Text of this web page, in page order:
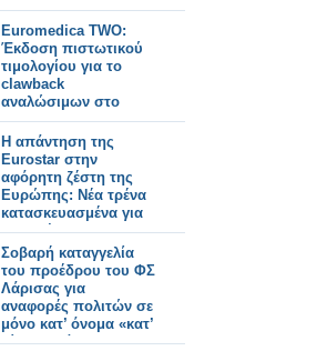
Euromedica TWO:
Έκδοση πιστωτικού
τιμολογίου για το
clawback
αναλώσιμων στο
eΔΑΠΥ (video)
Η απάντηση της
Eurostar στην
αφόρητη ζέστη της
Ευρώπης: Νέα τρένα
κατασκευασμένα για
να αντέχουν σε
θερμοκρασίες 55°C.
Σοβαρή καταγγελία
του προέδρου του ΦΣ
Λάρισας για
αναφορές πολιτών σε
μόνο κατ’ όνομα «κατ’
οίκον» διάθεση ΦΥΚ